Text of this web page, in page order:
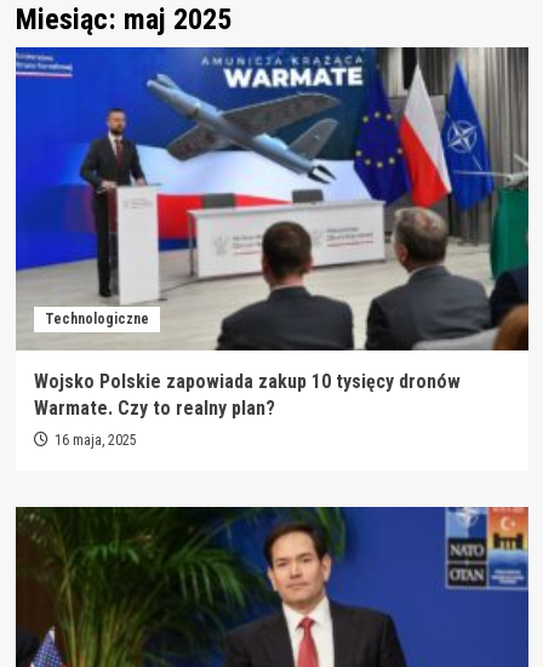
Miesiąc: maj 2025
Technologiczne
Wojsko Polskie zapowiada zakup 10 tysięcy dronów
Warmate. Czy to realny plan?
16 maja, 2025